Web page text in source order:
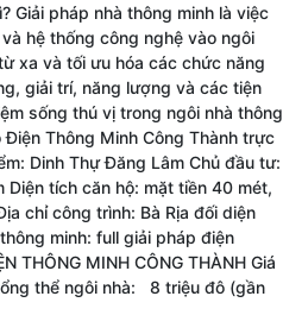
Giải pháp nhà thông minh là việc
hệ thống công nghệ vào ngôi
xa và tối ưu hóa các chức năng
giải trí, năng lượng và các tiện
sống thú vị trong ngôi nhà thông
Thông Minh Công Thành trực
Dinh Thự Đăng Lâm Chủ đầu tư:
Diện tích căn hộ: mặt tiền 40 mét,
chỉ công trình: Bà Rịa đối diện
minh: full giải pháp điện
THÔNG MINH CÔNG THÀNH Giá
thể ngôi nhà: 8 triệu đô (gần